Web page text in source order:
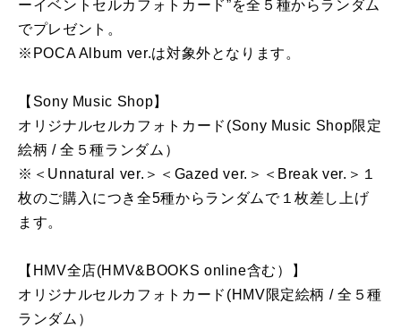
ーイベントセルカフォトカード”を全５種からランダム
でプレゼント。
※POCA Album ver.は対象外となります。
【Sony Music Shop】
オリジナルセルカフォトカード(Sony Music Shop限定
絵柄 / 全５種ランダム）
※＜Unnatural ver.＞＜Gazed ver.＞＜Break ver.＞１
枚のご購入につき全5種からランダムで１枚差し上げ
ます。
【HMV全店(HMV&BOOKS online含む）】
オリジナルセルカフォトカード(HMV限定絵柄 / 全５種
ランダム）